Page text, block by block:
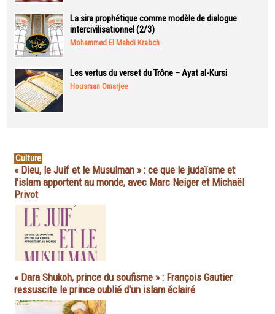
La sira prophétique comme modèle de dialogue
intercivilisationnel (2/3)
Mohammed El Mahdi Krabch
Les vertus du verset du Trône – Ayat al-Kursi
Housman Omarjee
Culture
« Dieu, le Juif et le Musulman » : ce que le judaïsme et
l'islam apportent au monde, avec Marc Neiger et Michaël
Privot
« Dara Shukoh, prince du soufisme » : François Gautier
ressuscite le prince oublié d'un islam éclairé